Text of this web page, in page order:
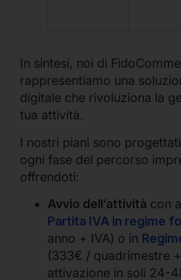
In sintesi, noi di
rappresentiamo una
digitale che rivoluziona la
tua attività.
I nostri piani sono
ogni fase del percorso
offrendoti:
Avvio dell’attività con
Partita IVA in regime
anno + IVA) o in
(333€ / quadrimestre
attivazione in soli 24-